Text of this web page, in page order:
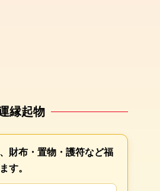
縁起物
財布・置物・護符など福
す。